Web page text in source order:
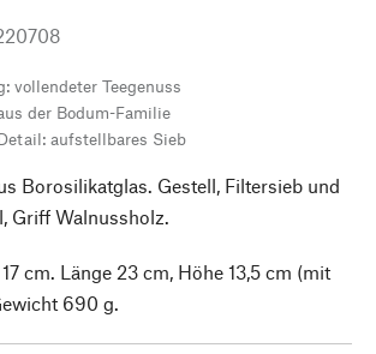
vollendeter Teegenuss
der Bodum-Familie
aufstellbares Sieb
Borosilikatglas. Gestell, Filtersieb und
Griff Walnussholz.
cm. Länge 23 cm, Höhe 13,5 cm (mit
690 g.